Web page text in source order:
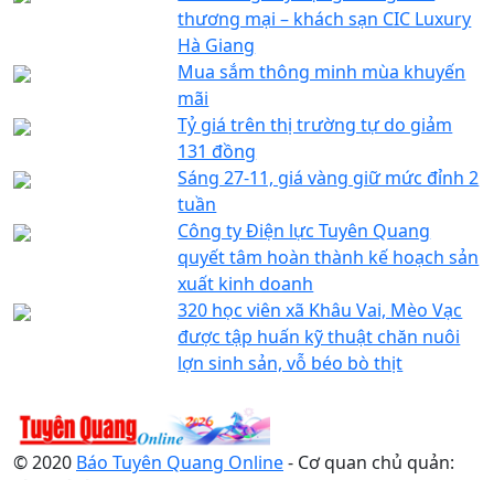
thương mại – khách sạn CIC Luxury
Hà Giang
Mua sắm thông minh mùa khuyến
mãi
Tỷ giá trên thị trường tự do giảm
131 đồng
Sáng 27-11, giá vàng giữ mức đỉnh 2
tuần
Công ty Điện lực Tuyên Quang
quyết tâm hoàn thành kế hoạch sản
xuất kinh doanh
320 học viên xã Khâu Vai, Mèo Vạc
được tập huấn kỹ thuật chăn nuôi
lợn sinh sản, vỗ béo bò thịt
© 2020 Báo Tuyên Quang Online- Cơ quan chủ quản: